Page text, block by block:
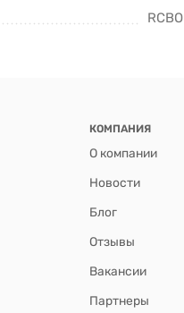
RCBO
КОМПАНИЯ
О компании
Новости
Блог
Отзывы
Вакансии
Партнеры